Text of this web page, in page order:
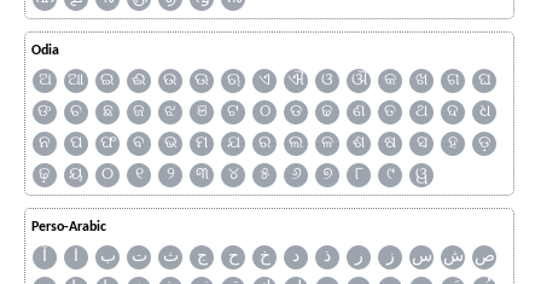
Odia
ଅ ଆ ଇ ଈ ଉ ଊ ଋ ଏ ଐ ଓ ଔ କ ଖ ଗ
ଘ
ଙ
ଚ ଛ ଜ ଝ ଞ ଟ ଠ ଡ ଢ ଣ ତ ଥ ଦ
ଧ
ନ
ପ ଫ ବ ଭ ମ ଯ ର ଲ ଳ ଶ ଷ ସ ହ
ଡ଼
ଢ଼
ୟ ୦ ୧ ୨ ୩ ୪ ୫ ୬ ୭ ୮ ୯ ୱ
Perso-Arabic
آ ا ب ت ث ج ح خ د ذ ر ز س ش ص